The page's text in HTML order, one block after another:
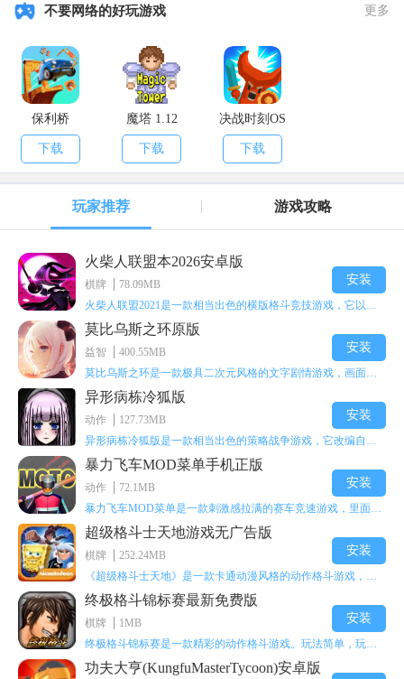
不要网络的好玩游戏 更多
保利桥
下载
魔塔 1.12
下载
决战时刻OS
下载
玩家推荐 游戏攻略
火柴人联盟本2026安卓版
棋牌
78.09MB
安装
莫比乌斯之环原版
益智
400.55MB
安装
异形病栋冷狐版
动作
127.73MB
安装
暴力飞车MOD菜单手机正版
动作
72.1MB
安装
超级格斗士天地游戏无广告版
棋牌
252.24MB
安装
终极格斗锦标赛最新免费版
棋牌
1MB
安装
功夫大亨(KungfuMasterTycoon)安卓版